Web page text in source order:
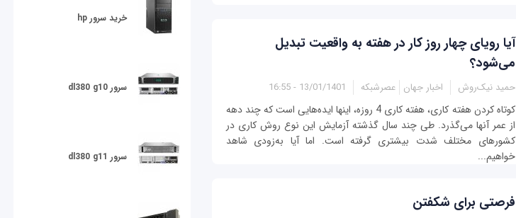
آیا رویای چهار روز کار در هفته به واقعیت تبدیل
می‌شود؟
حمید نیک‌روش اخبار جهان عصرشبکه 13/01/1401 - 16:55
کوتاه کردن هفته کاری، هفته کاری 4 روزه، اینها ایده‌هایی است که چند دهه
از عمر آنها می‌گذرد. طی چند سال گذشته آزمایش این نوع روش کاری در
کشورهای مختلف شدت بیشتری گرفته است. اما آیا به‌زودی شاهد
خواهیم...
فرصتی برای شکفتن
خرید سرور hp
سرور dl380 g10
سرور dl380 g11